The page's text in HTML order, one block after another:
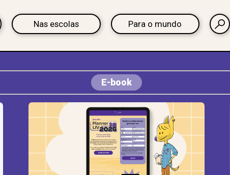
Nas escolas Para o mundo
E-book